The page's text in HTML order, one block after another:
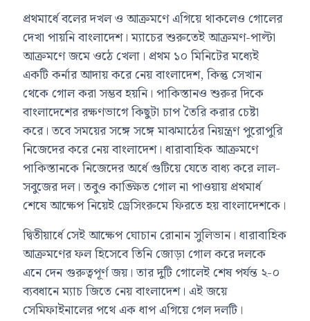
প্রথমার্ধে বলের দখল ও আক্রমণে এগিয়ে থাকলেও গোলের
দেখা পায়নি বাংলাদেশ। ম্যাচের শুরুতেই আক্রমণ-পাল্টা
আক্রমণে জমে ওঠে খেলা। প্রথম ১০ মিনিটের মধ্যেই
একটি কর্নার আদায় করে নেয় বাংলাদেশ, কিন্তু সেখান
থেকে গোল করা সম্ভব হয়নি। পাকিস্তানও শুরুর দিকে
বাংলাদেশের রক্ষণভাগে কিছুটা চাপ তৈরি করার চেষ্টা
করে। তবে সময়ের সঙ্গে সঙ্গে মাঝমাঠের নিয়ন্ত্রণ পুরোপুরি
নিজেদের করে নেয় বাংলাদেশ। ধারাবাহিক আক্রমণে
পাকিস্তানকে নিজেদের অর্ধে গুটিয়ে যেতে বাধ্য করে লাল-
সবুজের দল। তবুও কাঙ্ক্ষিত গোল না পাওয়ায় প্রথমার্ধ
শেষে আক্ষেপ নিয়েই ড্রেসিংরুমে ফিরতে হয় বাংলাদেশকে।
দ্বিতীয়ার্ধে সেই আক্ষেপ ঘোচান রোনান সুলিভান। ধারাবাহিক
আক্রমণের ফল হিসেবে তিনি জোড়া গোল করে দলকে
এনে দেন গুরুত্বপূর্ণ জয়। তার দুটি গোলেই শেষ পর্যন্ত ২-০
ব্যবধানে ম্যাচ জিতে নেয় বাংলাদেশ। এই জয়ে
সেমিফাইনালের পথে এক ধাপ এগিয়ে গেল দলটি।